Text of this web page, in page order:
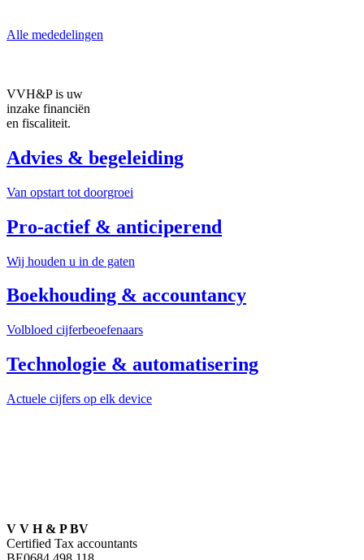
Alle mededelingen
VVH&P is uw
inzake financiën
en fiscaliteit.
Advies & begeleiding
Van opstart tot doorgroei
Pro-actief & anticiperend
Wij houden u in de gaten
Boekhouding & accountancy
Volbloed cijferbeoefenaars
Technologie & automatisering
Actuele cijfers op elk device
V V H & P BV
Certified Tax accountants